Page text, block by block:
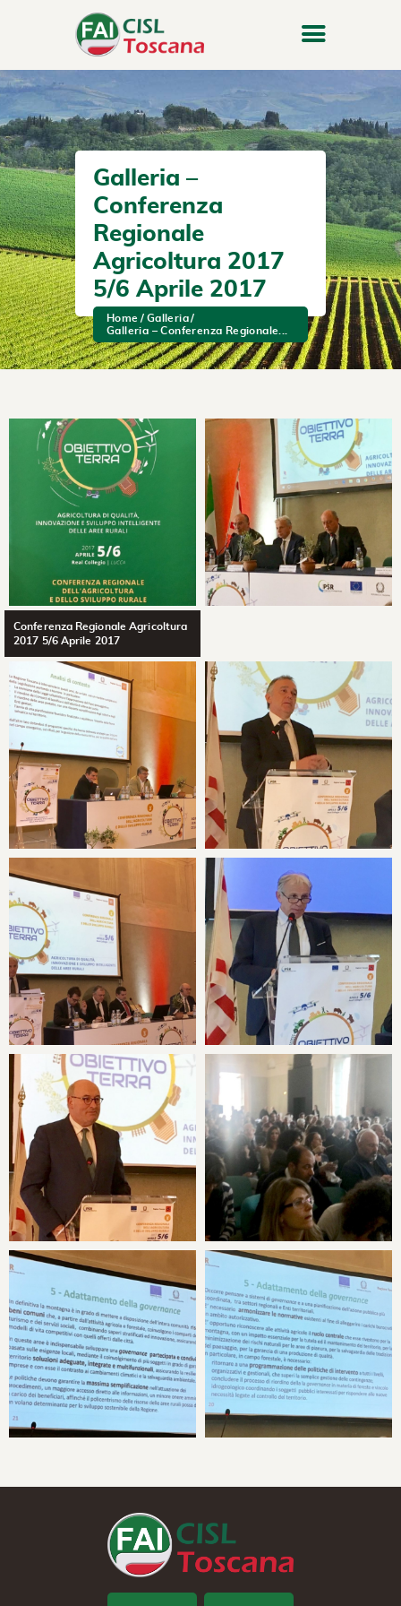
Galleria –
Conferenza
Regionale
Agricoltura 2017
5/6 Aprile 2017
Home
Galleria
Galleria – Conferenza Regionale...
Conferenza Regionale Agricoltura
2017 5/6 Aprile 2017